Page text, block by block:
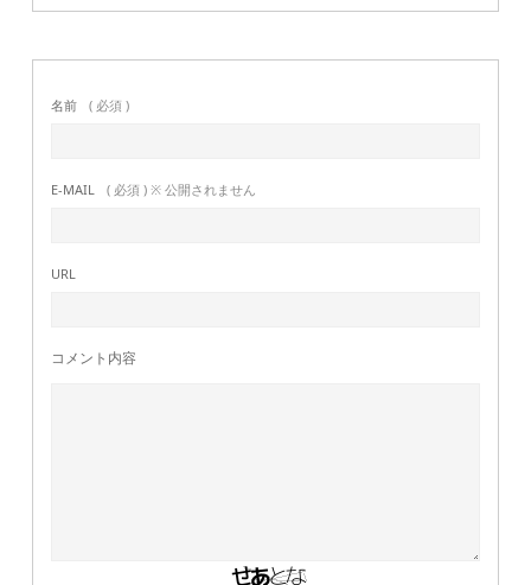
名前 ( 必須 )
E-MAIL ( 必須 ) ※ 公開されません
URL
コメント内容